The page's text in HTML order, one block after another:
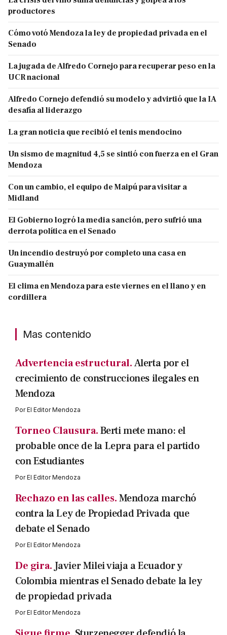
productores
Cómo votó Mendoza la ley de propiedad privada en el
Senado
La jugada de Alfredo Cornejo para recuperar peso en la
UCR nacional
Alfredo Cornejo defendió su modelo y advirtió que la IA
desafía al liderazgo
La gran noticia que recibió el tenis mendocino
Un sismo de magnitud 4,5 se sintió con fuerza en el Gran
Mendoza
Con un cambio, el equipo de Maipú para visitar a
Midland
El Gobierno logró la media sanción, pero sufrió una
derrota política en el Senado
Un incendio destruyó por completo una casa en
Guaymallén
El clima en Mendoza para este viernes en el llano y en
cordillera
Mas contenido
Advertencia estructural.Alerta por el
crecimiento de construcciones ilegales en
Mendoza
PorEl Editor Mendoza
Torneo Clausura.Berti mete mano: el
probable once de la Lepra para el partido
con Estudiantes
PorEl Editor Mendoza
Rechazo en las calles.Mendoza marchó
contra la Ley de Propiedad Privada que
debate el Senado
PorEl Editor Mendoza
De gira. Javier Milei viaja a Ecuador y
Colombia mientras el Senado debate la ley
de propiedad privada
PorEl Editor Mendoza